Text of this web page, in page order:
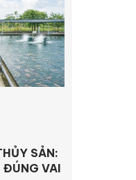
SẢN:
ĐÚNG VAI